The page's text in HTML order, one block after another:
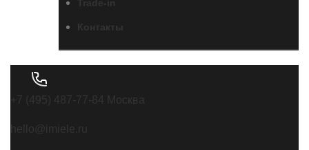
Контакты
+7 (495) 487-77-84 Москва
hello@imiele.ru